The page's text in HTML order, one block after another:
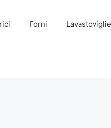
Forni Lavastoviglie